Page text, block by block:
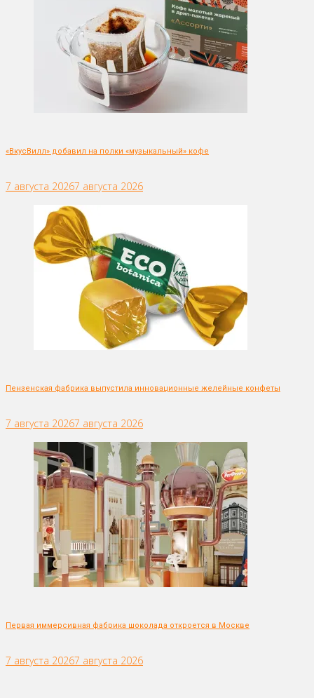
«ВкусВилл» добавил на полки «музыкальный» кофе
7 августа 20267 августа 2026
Пензенская фабрика выпустила инновационные желейные конфеты
7 августа 20267 августа 2026
Первая иммерсивная фабрика шоколада откроется в Москве
7 августа 20267 августа 2026